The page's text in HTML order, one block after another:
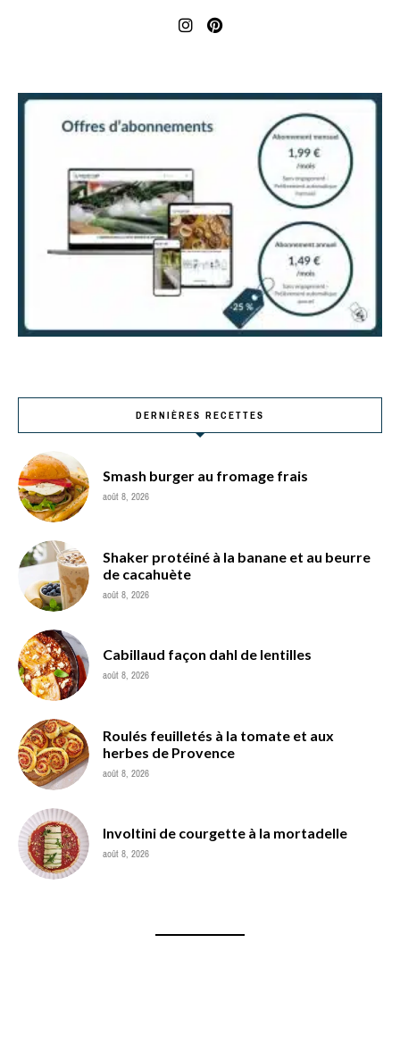
DERNIÈRES RECETTES
Smash burger au fromage frais
août 8, 2026
Shaker protéiné à la banane et au beurre
de cacahuète
août 8, 2026
Cabillaud façon dahl de lentilles
août 8, 2026
Roulés feuilletés à la tomate et aux
herbes de Provence
août 8, 2026
Involtini de courgette à la mortadelle
août 8, 2026